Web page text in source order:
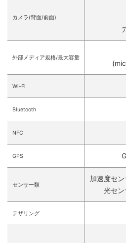
カメラ(背面/前面)
外部メディア規格/最大容量
Wi-Fi
Bluetooth
NFC
GPS
センサー類
加速度セ
光セ
テザリング